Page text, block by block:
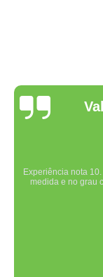
Experiência nota
medida e no grau